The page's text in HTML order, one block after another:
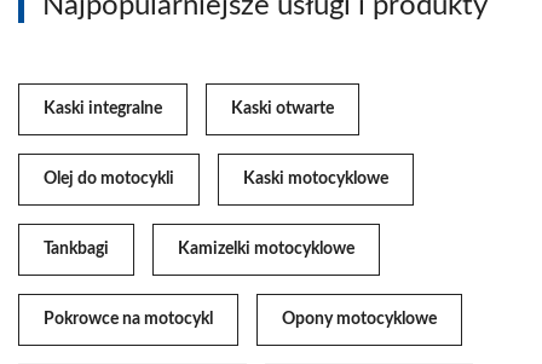
Najpopularniejsze usługi i produkty
Kaski integralne Kaski otwarte
Olej do motocykli Kaski motocyklowe
Tankbagi Kamizelki motocyklowe
Pokrowce na motocykl Opony motocyklowe